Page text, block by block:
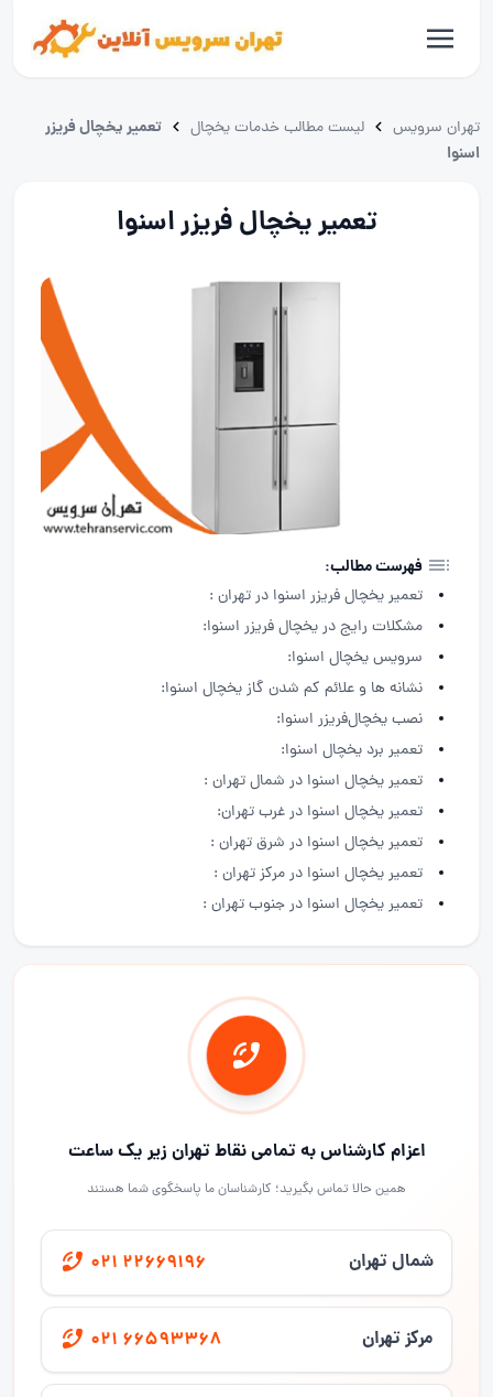
تهران سرویس لیست مطالب خدمات یخچال
تعمیر یخچال فریزر
اسنوا
تعمیر یخچال فریزر اسنوا
فهرست مطالب:
تعمیر یخچال فریزر اسنوا در تهران :
مشکلات رایج در یخچال فریزر اسنوا:
سرویس یخچال اسنوا:
نشانه ها و علائم کم شدن گاز یخچال اسنوا:
نصب یخچال‌فریزر اسنوا:
تعمیر برد یخچال اسنوا:
تعمیر یخچال اسنوا در شمال تهران :
تعمیر یخچال اسنوا در غرب تهران:
تعمیر یخچال اسنوا در شرق تهران :
تعمیر یخچال اسنوا در مرکز تهران :
تعمیر یخچال اسنوا در جنوب تهران :
اعزام کارشناس به تمامی نقاط تهران زیر یک ساعت
همین حالا تماس بگیرید؛ کارشناسان ما پاسخگوی شما هستند
شمال تهران 021 22669196
مرکز تهران 021 66593368